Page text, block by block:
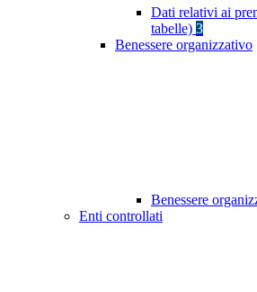
Dati relativi ai
tabelle) 3
Benessere organizzativo
Benessere
Enti controllati